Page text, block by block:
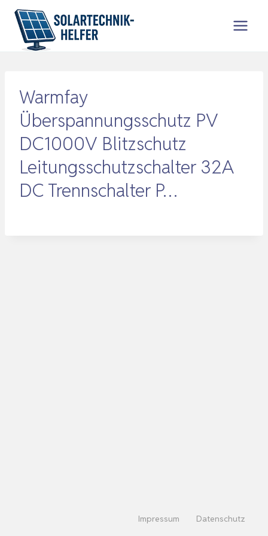
Zum
Inhalt
springen
Warmfay
Überspannungsschutz PV
DC1000V Blitzschutz
Leitungsschutzschalter 32A
DC Trennschalter P…
Impressum Datenschutz